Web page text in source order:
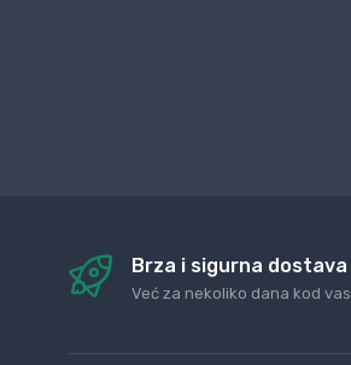
Brza i sigurna dostava
Već za nekoliko dana kod vas